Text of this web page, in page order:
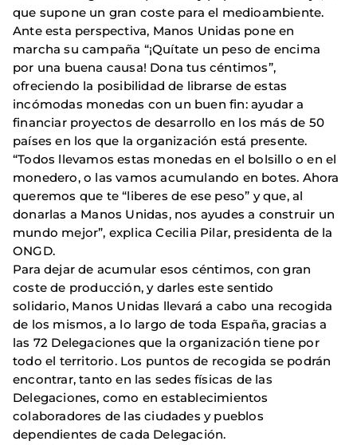
que supone un gran coste para el medioambiente.
Ante esta perspectiva, Manos Unidas pone en
marcha su campaña “¡Quítate un peso de encima
por una buena causa! Dona tus céntimos”,
ofreciendo la posibilidad de librarse de estas
incómodas monedas con un buen fin: ayudar a
financiar proyectos de desarrollo en los más de 50
países en los que la organización está presente.
“Todos llevamos estas monedas en el bolsillo o en el
monedero, o las vamos acumulando en botes. Ahora
queremos que te “liberes de ese peso” y que, al
donarlas a Manos Unidas, nos ayudes a construir un
mundo mejor”, explica Cecilia Pilar, presidenta de la
ONGD.
Para dejar de acumular esos céntimos, con gran
coste de producción, y darles este sentido
solidario, Manos Unidas llevará a cabo una recogida
de los mismos, a lo largo de toda España, gracias a
las 72 Delegaciones que la organización tiene por
todo el territorio. Los puntos de recogida se podrán
encontrar, tanto en las sedes físicas de las
Delegaciones, como en establecimientos
colaboradores de las ciudades y pueblos
dependientes de cada Delegación.